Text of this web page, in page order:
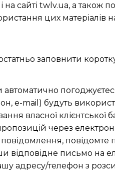
на сайті twlv.ua, а також
цих матеріалів
заповнити
e-mail) будуть
власної клієнтської
через
повідомлення,
відповідне письмо на
адресу/телефон з